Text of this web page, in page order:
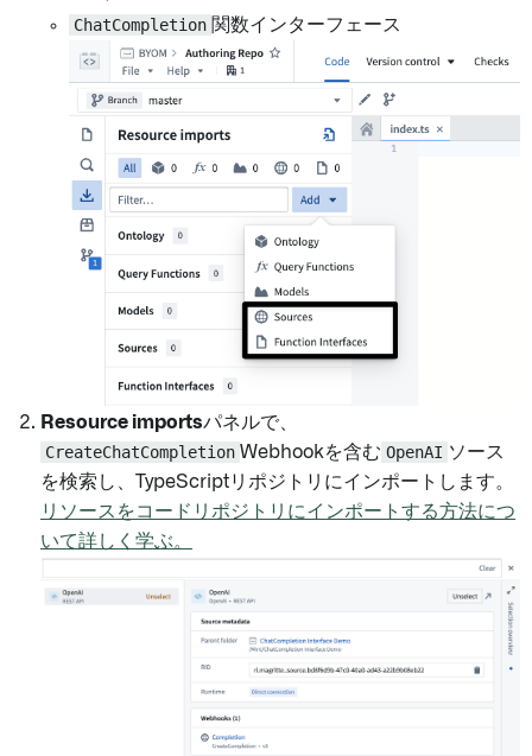
ChatCompletion 関数インターフェース
Resource importsパネルで、
CreateChatCompletion Webhookを含む OpenAI ソース
を検索し、TypeScriptリポジトリにインポートします。
リソースをコードリポジトリにインポートする方法につ
いて詳しく学ぶ。